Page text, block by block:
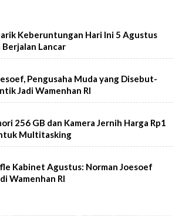
Keberuntungan Hari Ini 5 Agustus
Berjalan Lancar
Pengusaha Muda yang Disebut-
Jadi Wamenhan RI
256 GB dan Kamera Jernih Harga Rp1
Multitasking
Kabinet Agustus: Norman Joesoef
Wamenhan RI